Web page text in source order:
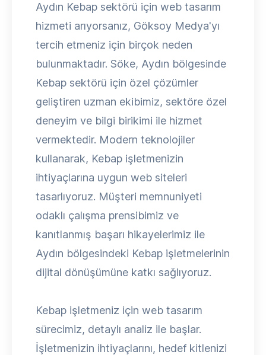
Aydın Kebap sektörü için web tasarım
hizmeti arıyorsanız, Göksoy Medya'yı
tercih etmeniz için birçok neden
bulunmaktadır. Söke, Aydın bölgesinde
Kebap sektörü için özel çözümler
geliştiren uzman ekibimiz, sektöre özel
deneyim ve bilgi birikimi ile hizmet
vermektedir. Modern teknolojiler
kullanarak, Kebap işletmenizin
ihtiyaçlarına uygun web siteleri
tasarlıyoruz. Müşteri memnuniyeti
odaklı çalışma prensibimiz ve
kanıtlanmış başarı hikayelerimiz ile
Aydın bölgesindeki Kebap işletmelerinin
dijital dönüşümüne katkı sağlıyoruz.
Kebap işletmeniz için web tasarım
sürecimiz, detaylı analiz ile başlar.
İşletmenizin ihtiyaçlarını, hedef kitlenizi